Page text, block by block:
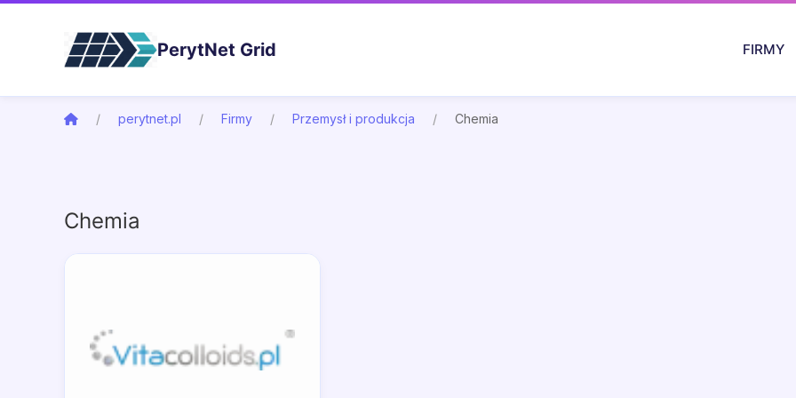
PerytNet Grid FIRMY
perytnet.pl Firmy Przemysł i produkcja Chemia
Chemia